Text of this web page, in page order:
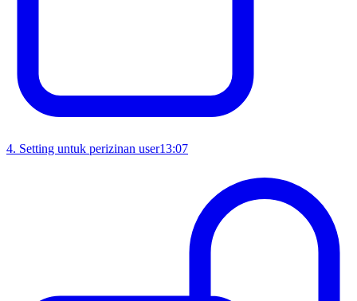
4. Setting untuk perizinan user13:07